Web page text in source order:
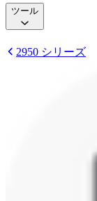
ツール
2950 シリーズ